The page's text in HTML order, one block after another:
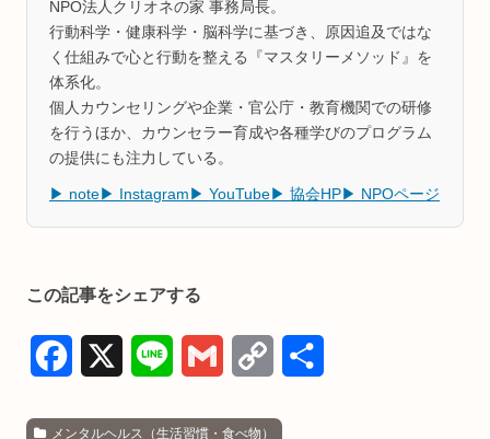
NPO法人クリオネの家 事務局長。
行動科学・健康科学・脳科学に基づき、原因追及ではな
く仕組みで心と行動を整える『マスタリーメソッド』を
体系化。
個人カウンセリングや企業・官公庁・教育機関での研修
を行うほか、カウンセラー育成や各種学びのプログラム
の提供にも注力している。
▶ note ▶ Instagram ▶ YouTube ▶ 協会HP ▶ NPOページ
この記事をシェアする
メンタルヘルス（生活習慣・食べ物）